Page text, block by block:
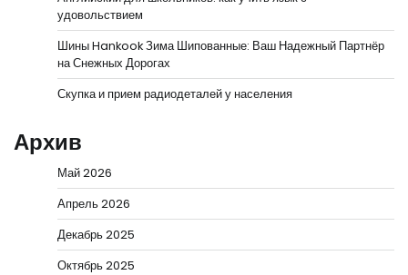
удовольствием
Шины Hankook Зима Шипованные: Ваш Надежный Партнёр
на Снежных Дорогах
Скупка и прием радиодеталей у населения
Архив
Май 2026
Апрель 2026
Декабрь 2025
Октябрь 2025